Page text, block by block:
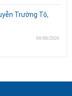
Trường Tộ,
09/08/2026